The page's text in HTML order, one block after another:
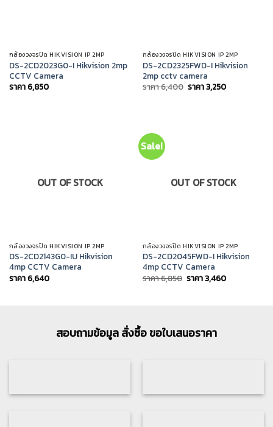
กล้องวงจรปิด HIKVISION IP 2MP
DS-2CD2023G0-I Hikvision 2mp
CCTV Camera
ราคา 6,850
กล้องวงจรปิด HIKVISION IP 2MP
DS-2CD2325FWD-I Hikvision
2mp cctv camera
ราคา6,400 Original
price
ราคา3,250Current
price
OUT OF STOCK
กล้องวงจรปิด HIKVISION IP 2MP
DS-2CD2143G0-IU Hikvision
4mp CCTV Camera
ราคา 6,640
Sale!
OUT OF STOCK
กล้องวงจรปิด HIKVISION IP 2MP
DS-2CD2045FWD-I Hikvision
4mp CCTV Camera
ราคา6,850 Original
price
6,850.
ราคา3,460Current
price
3,460.
สอบถามข้อมูล สั่งซื้อ ขอใบเสนอราคา